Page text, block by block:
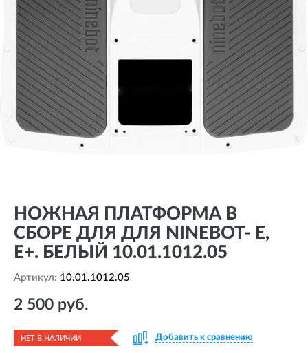
НОЖНАЯ ПЛАТФОРМА В
СБОРЕ ДЛЯ ДЛЯ NINEBOT- E,
E+. БЕЛЫЙ 10.01.1012.05
Артикул: 10.01.1012.05
2 500 руб.
НЕТ В НАЛИЧИИ Добавить к сравнению